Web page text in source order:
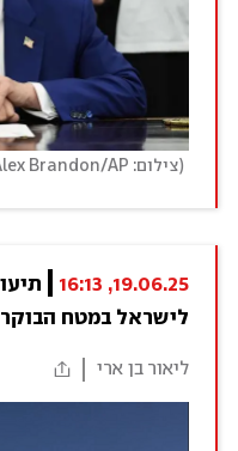
(צילום: Alex Brandon/AP
19.06.25, 16:13
לישראל במטח הבוקר
ליאור בן ארי